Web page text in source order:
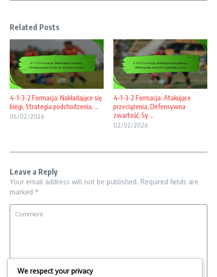
Related Posts
4-1-3-2 Formacja: Nakładające się
biegi, Strategia podchodzenia, ...
05/02/2026
4-1-3-2 Formacja: Atakujące
przeciążenia, Defensywna
zwartość, Sy ...
02/02/2026
Leave a Reply
Your email address will not be published. Required fields are
marked *
We respect your privacy